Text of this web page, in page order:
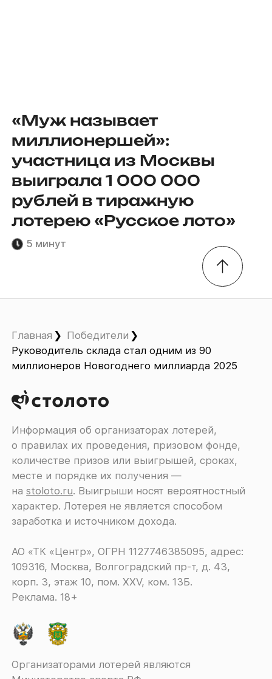
«Муж называет
миллионершей»:
участница из Москвы
выиграла 1 000 000
рублей в тиражную
лотерею «Русское лото»
5 минут
Главная
Победители
Руководитель склада стал одним из 90
миллионеров Новогоднего миллиарда 2025
Информация об организаторах лотерей,
о правилах их проведения, призовом фонде,
количестве призов или выигрышей, сроках,
месте и порядке их получения ―
наstoloto.ru. Выигрыши носят вероятностный
характер. Лотерея не является способом
заработка и источником дохода.
АО «ТК «Центр», ОГРН 1127746385095, адрес:
109316, Москва, Волгоградский пр-т, д. 43,
корп. 3, этаж 10, пом. XXV, ком. 13Б.
Реклама. 18+
Организаторами лотерей являются